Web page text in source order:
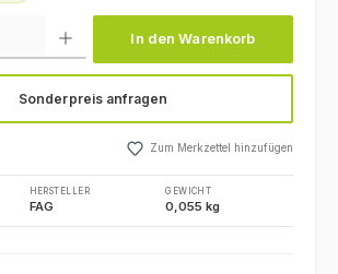
In den Warenkorb
Sonderpreis anfragen
Zum Merkzettel hinzufügen
HERSTELLER
FAG
GEWICHT
0,055 kg